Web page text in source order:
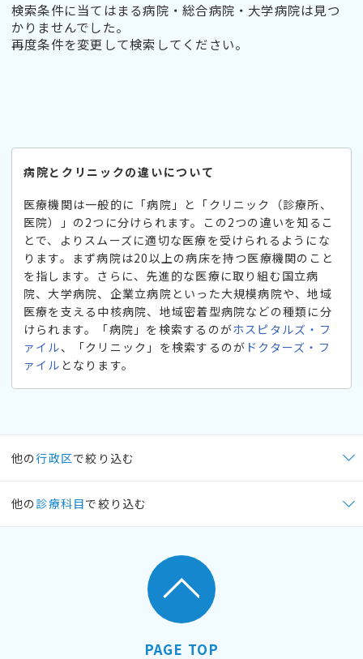
検索条件に当てはまる病院・総合病院・大学病院は見つ
かりませんでした。
再度条件を変更して検索してください。
病院とクリニックの違いについて
医療機関は一般的に「病院」と「クリニック（診療所、
医院）」の2つに分けられます。この2つの違いを知るこ
とで、よりスムーズに適切な医療を受けられるようにな
ります。まず病院は20以上の病床を持つ医療機関のこと
を指します。さらに、先進的な医療に取り組む国立病
院、大学病院、企業立病院といった大規模病院や、地域
医療を支える中核病院、地域密着型病院などの種類に分
けられます。「病院」を検索するのがホスピタルズ・フ
ァイル、「クリニック」を検索するのが ドクターズ・フ
ァイル となります。
他の行政区で絞り込む
他の 診療科目で絞り込む
PAGE TOP